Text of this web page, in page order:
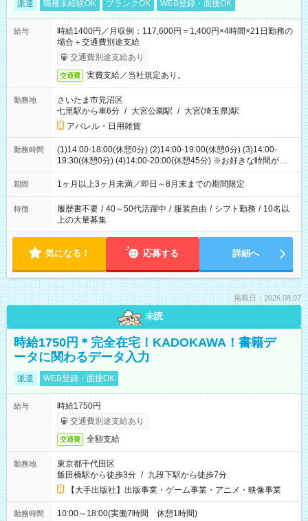
派遣 職種未経験OK ブランクOK WEB登録・面接OK
給与
時給1400円／月収例：117,600円＝1,400円×4時間×21日勤務の
場合＋交通費別途支給
交通費別途支給あり
交通費 実費支給／当社規定あり。
勤務地
さいたま市見沼区
七里駅から車6分 / 大宮公園駅 / 大宮(埼玉県)駅
アパレル・日用雑貨
勤務時間
(1)14:00-18:00(休憩0分) (2)14:00-19:00(休憩0分) (3)14:00-
19:30(休憩0分) (4)14:00-20:00(休憩45分) ※お好きな時間が選べ
ます
期間 1ヶ月以上3ヶ月未満／即日～8月末までの期間限定
特徴 履歴書不要 / 40～50代活躍中 / 服装自由 / シフト勤務 / 10名以
上の大量募集
気になる！ 応募する 詳細へ
掲載日：2026.08.07
未読
時給1750円＊完全在宅！KADOKAWA！書籍デ
ータに関わるデータ入力
派遣 WEB登録・面接OK
給与
時給1750円
交通費別途支給あり
交通費 全額支給
勤務地
東京都千代田区
飯田橋駅から徒歩3分 / 九段下駅から徒歩7分
【大手出版社】出版事業・ゲーム事業・アニメ・映像事業
勤務時間 10:00～18:00(実働7時間 休憩1時間)